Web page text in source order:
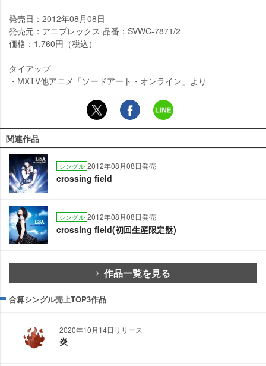
発売日：2012年08月08日
発売元：アニプレックス 品番：SVWC-7871/2
価格：1,760円（税込）
タイアップ
・MXTV他アニメ「ソードアート・オンライン」より
関連作品
シングル 2012年08月08日発売
crossing field
シングル 2012年08月08日発売
crossing field(初回生産限定盤)
作品一覧を見る
合算シングル売上TOP3作品
2020年10月14日リリース
炎